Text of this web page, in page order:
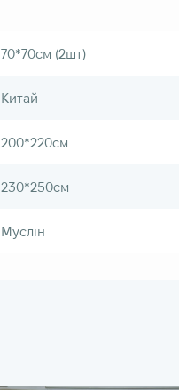
70*70см (2шт)
Китай
200*220см
230*250см
Муслін